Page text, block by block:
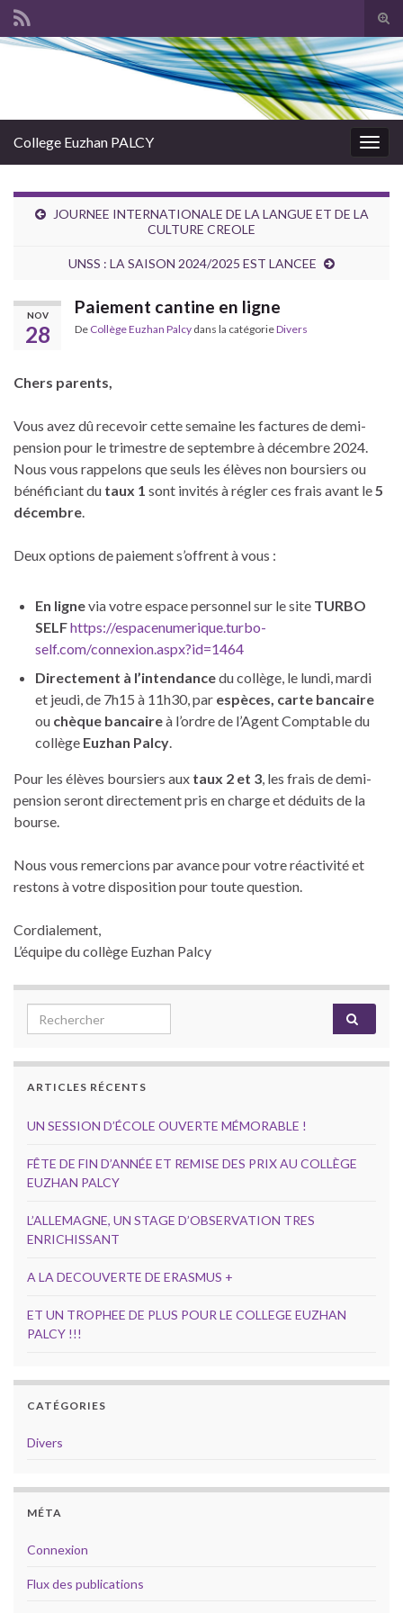
Search for:
College Euzhan PALCY
JOURNEE INTERNATIONALE DE LA LANGUE ET DE LA
CULTURE CREOLE
UNSS : LA SAISON 2024/2025 EST LANCEE
NOV
28
Paiement cantine en ligne
De Collège Euzhan Palcy dans la catégorieDivers
Chers parents,
Vous avez dû recevoir cette semaine les factures de demi-
pension pour le trimestre de septembre à décembre 2024.
Nous vous rappelons que seuls les élèves non boursiers ou
bénéficiant du taux 1 sont invités à régler ces frais avant le5
décembre.
Deux options de paiement s’offrent à vous :
En lignevia votre espace personnel sur le site TURBO
SELFhttps://espacenumerique.turbo-
self.com/connexion.aspx?id=1464
Directement à l’intendancedu collège, le lundi, mardi
et jeudi, de 7h15 à 11h30, par espèces, carte bancaire
ou chèque bancaireà l’ordre de l’Agent Comptable du
collège Euzhan Palcy.
Pour les élèves boursiers aux taux 2 et 3, les frais de demi-
pension seront directement pris en charge et déduits de la
bourse.
Nous vous remercions par avance pour votre réactivité et
restons à votre disposition pour toute question.
Cordialement,
L’équipe du collège Euzhan Palcy
Search for:
ARTICLES RÉCENTS
UN SESSION D’ÉCOLE OUVERTE MÉMORABLE !
FÊTE DE FIN D’ANNÉE ET REMISE DES PRIX AU COLLÈGE
EUZHAN PALCY
L’ALLEMAGNE, UN STAGE D’OBSERVATION TRES
ENRICHISSANT
A LA DECOUVERTE DE ERASMUS +
ET UN TROPHEE DE PLUS POUR LE COLLEGE EUZHAN
PALCY !!!
CATÉGORIES
Divers
MÉTA
Connexion
Flux des publications